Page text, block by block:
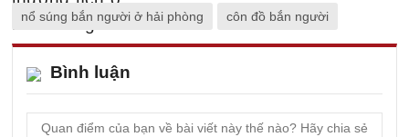
nổ súng bắn người ở hải phòng côn đồ bắn người
Bình luận